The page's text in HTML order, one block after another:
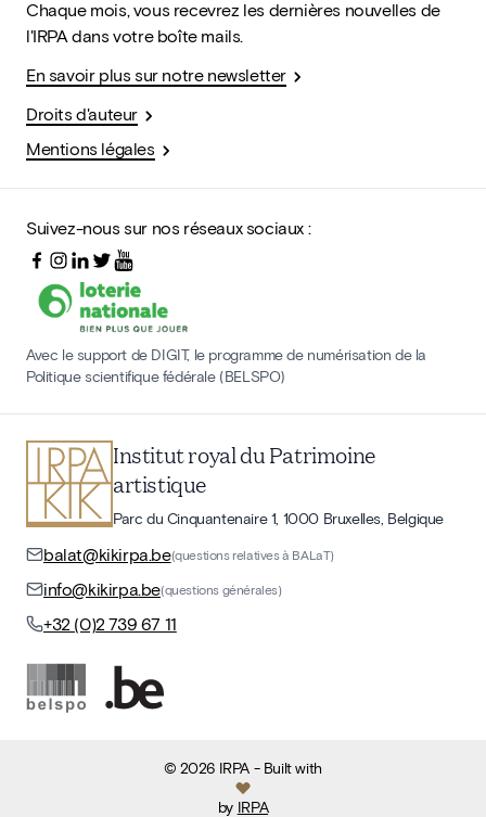
Chaque mois, vous recevrez les dernières nouvelles de
l'IRPA dans votre boîte mails.
En savoir plus sur notre newsletter
Droits d'auteur
Mentions légales
Suivez-nous sur nos réseaux sociaux :
Avec le support de DIGIT, le programme de numérisation de la
Politique scientifique fédérale (BELSPO)
Institut royal du Patrimoine
artistique
Parc du Cinquantenaire 1, 1000 Bruxelles, Belgique
balat@kikirpa.be(questions relatives à BALaT)
info@kikirpa.be(questions générales)
+32 (0)2 739 67 11
©2026 IRPA- Built with
by IRPA